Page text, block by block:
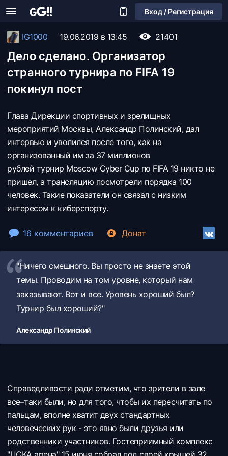
Вход / Регистрация
IG1000 19.06.2019 в 13:45 21401
Дело сделано. Организатор
странного турнира по FIFA 19
покинул пост
Глава Дирекции спортивных и зрелищных
мероприятий Москвы, Александр Полинский, дал
интервью и уволился после того, как на
организованный им за 37 миллионов
рублей турнир Moscow Cyber Cup по FIFA 19 никто не
пришел, а трансляцию посмотрели порядка 100
человек. Такие показатели он связал с низким
интересом к киберспорту.
16 комментариев Донат
"Ничего смешного. Вы просто не знаете этой
темы. Проводим на том уровне, который нам
заказывают. Вот и все. Уровень хороший был?
Турнир был хороший?"
Александр Полинский
Справедливости ради отметим, что зрители в зале
все–таки были, но для того, чтобы их пересчитать по
пальцам, вполне хватит двух стандартных
человеческих рук - это явно были друзья или
родственники участников. Гостеприимный комплекс